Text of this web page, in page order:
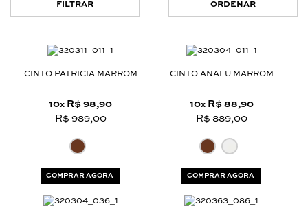
FILTRAR ORDENAR
CINTO PATRICIA MARROM
10x R$ 98,90
R$ 989,00
COMPRAR AGORA
CINTO ANALU MARROM
10x R$ 88,90
R$ 889,00
COMPRAR AGORA